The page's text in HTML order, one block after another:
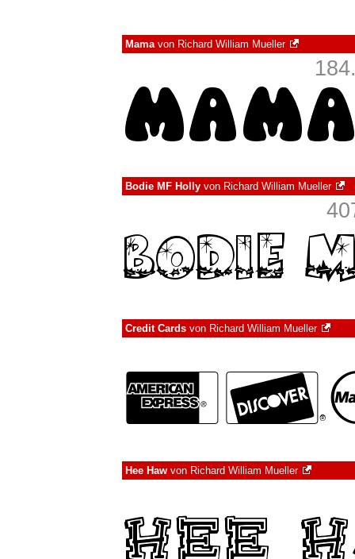
Mamavon Richard William Mueller
Bodie MF Holly von Richard William Mueller
Credit Cards von Richard William Mueller
Hee Haw von Richard William Mueller